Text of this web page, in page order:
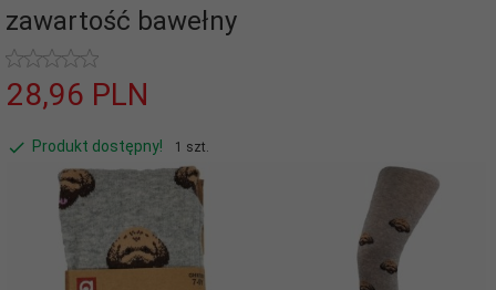
zawartość bawełny
28,96 PLN
Produkt dostępny! 1 szt.